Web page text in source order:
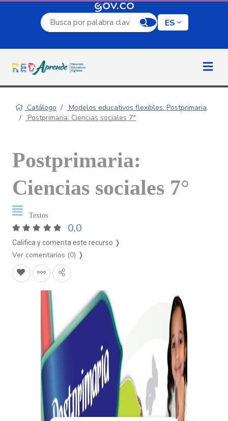
Campo de búsqueda por palabra clave
ES
Catálogo
Modelos educativos flexibles: Postprimaria
Postprimaria: Ciencias sociales 7°
Postprimaria:
Ciencias sociales 7°
Textos
0,0
Califica y comenta este recurso ❭
Ver comentarios (0) ❭